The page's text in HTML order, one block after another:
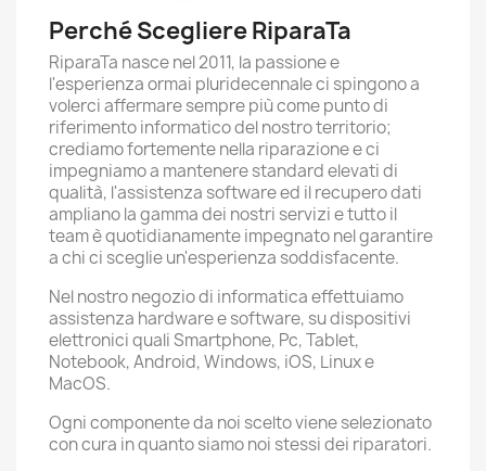
Perché Scegliere RiparaTa
RiparaTa nasce nel 2011, la passione e
l'esperienza ormai pluridecennale ci spingono a
volerci affermare sempre più come punto di
riferimento informatico del nostro territorio;
crediamo fortemente nella riparazione e ci
impegniamo a mantenere standard elevati di
qualità, l'assistenza software ed il recupero dati
ampliano la gamma dei nostri servizi e tutto il
team è quotidianamente impegnato nel garantire
a chi ci sceglie un'esperienza soddisfacente.
Nel nostro negozio di informatica effettuiamo
assistenza hardware e software, su dispositivi
elettronici quali Smartphone, Pc, Tablet,
Notebook, Android, Windows, iOS, Linux e
MacOS.
Ogni componente da noi scelto viene selezionato
con cura in quanto siamo noi stessi dei riparatori.